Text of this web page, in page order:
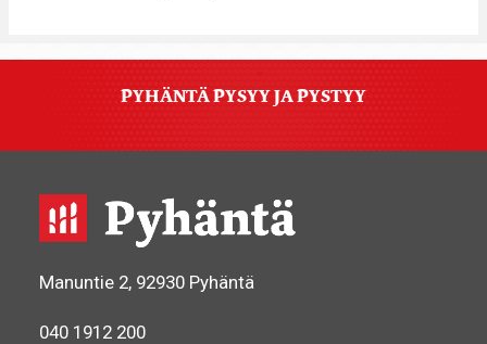
PYHÄNTÄ PYSYY JA PYSTYY
Manuntie 2, 92930 Pyhäntä
040 1912 200